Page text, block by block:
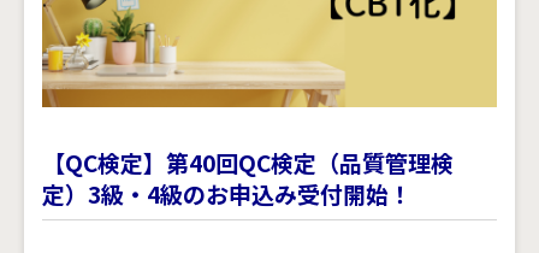
【QC検定】第40回QC検定（品質管理検
定）3級・4級のお申込み受付開始！